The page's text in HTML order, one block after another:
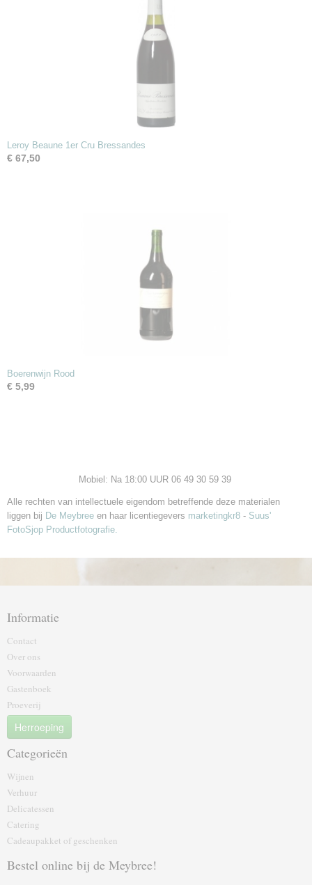
Leroy Beaune 1er Cru Bressandes
€ 67,50
Boerenwijn Rood
€ 5,99
Mobiel: Na 18:00 UUR 06 49 30 59 39
Alle rechten van intellectuele eigendom betreffende deze materialen
liggen bij De Meybree en haar licentiegevers marketingkr8 - Suus'
FotoSjop Productfotografie.
Informatie
Contact
Over ons
Voorwaarden
Gastenboek
Proeverij
Herroeping
Categorieën
Wijnen
Verhuur
Delicatessen
Catering
Cadeaupakket of geschenk‎en
Bestel online bij de Meybree!